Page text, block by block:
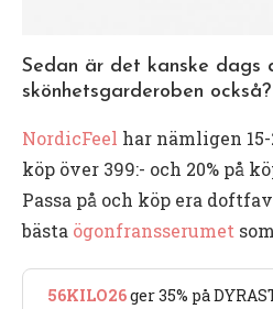
Sedan är det kanske dags
skönhetsgarderoben också?
NordicFeel har nämligen 15-
köp över 399:- och 20% på
Passa på och köp era
bästa ögonfransserumet
56KILO26ger 35% på